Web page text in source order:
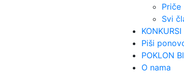
Priče
Svi
KONKURSI
Piši
POKLON
O nama